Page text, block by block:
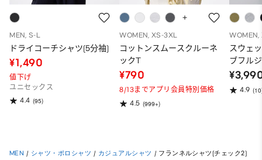
MEN, S-L
ドライコーチシャツ(5分袖)
¥1,490
値下げ
ユニセックス
4.4 (95)
WOMEN, XS-3XL
コットンスムースクルーネ
ックT
¥790
8/13までアプリ会員特別価格
4.5 (999+)
WOMEN,
スウェ
ブフル
ーパー
ット）
4.9
MEN / シャツ・ポロシャツ / カジュアルシャツ / フランネルシャツ(チェック2)